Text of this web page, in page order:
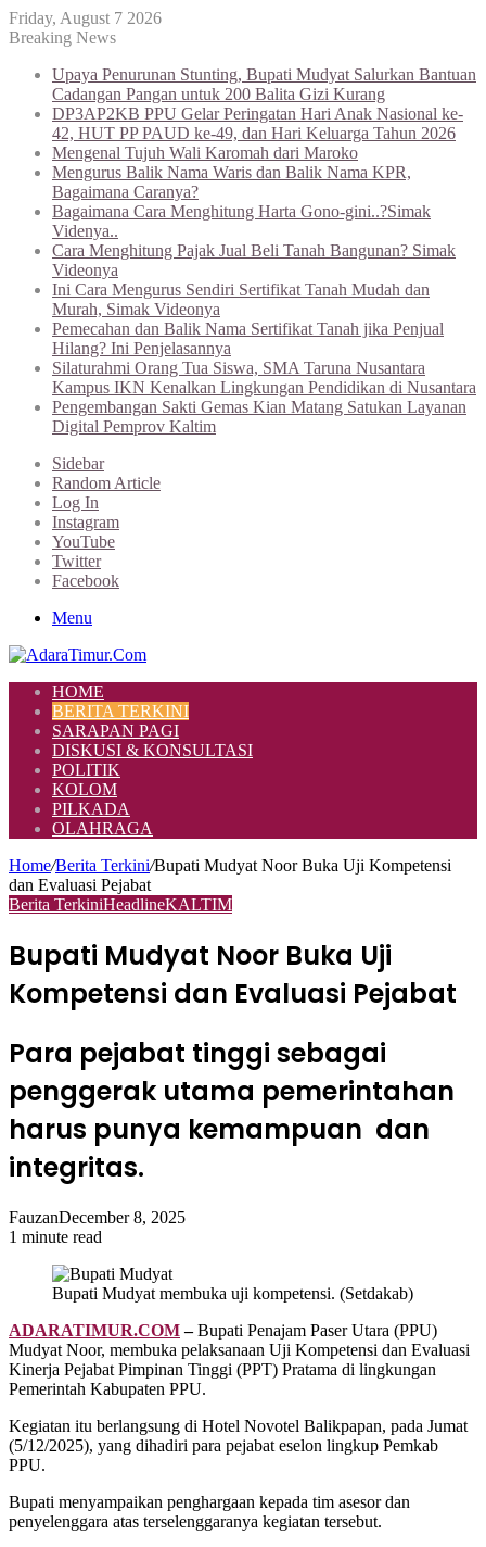
Friday, August 7 2026
Breaking News
Upaya Penurunan Stunting, Bupati Mudyat Salurkan Bantuan
Cadangan Pangan untuk 200 Balita Gizi Kurang
DP3AP2KB PPU Gelar Peringatan Hari Anak Nasional ke-
42, HUT PP PAUD ke-49, dan Hari Keluarga Tahun 2026
Mengenal Tujuh Wali Karomah dari Maroko
Mengurus Balik Nama Waris dan Balik Nama KPR,
Bagaimana Caranya?
Bagaimana Cara Menghitung Harta Gono-gini..?Simak
Videnya..
Cara Menghitung Pajak Jual Beli Tanah Bangunan? Simak
Videonya
Ini Cara Mengurus Sendiri Sertifikat Tanah Mudah dan
Murah, Simak Videonya
Pemecahan dan Balik Nama Sertifikat Tanah jika Penjual
Hilang? Ini Penjelasannya
Silaturahmi Orang Tua Siswa, SMA Taruna Nusantara
Kampus IKN Kenalkan Lingkungan Pendidikan di Nusantara
Pengembangan Sakti Gemas Kian Matang Satukan Layanan
Digital Pemprov Kaltim
Sidebar
Random Article
Log In
Instagram
YouTube
Twitter
Facebook
Menu
HOME
BERITA TERKINI
SARAPAN PAGI
DISKUSI & KONSULTASI
POLITIK
KOLOM
PILKADA
OLAHRAGA
Home/Berita Terkini/Bupati Mudyat Noor Buka Uji Kompetensi
dan Evaluasi Pejabat
Berita TerkiniHeadlineKALTIM
Bupati Mudyat Noor Buka Uji
Kompetensi dan Evaluasi Pejabat
Para pejabat tinggi sebagai
penggerak utama pemerintahan
harus punya kemampuan dan
integritas.
FauzanDecember 8, 2025
1 minute read
Bupati Mudyat membuka uji kompetensi. (Setdakab)
ADARATIMUR.COM–Bupati Penajam Paser Utara (PPU)
Mudyat Noor, membuka pelaksanaan Uji Kompetensi dan Evaluasi
Kinerja Pejabat Pimpinan Tinggi (PPT) Pratama di lingkungan
Pemerintah Kabupaten PPU.
Kegiatan itu berlangsung di Hotel Novotel Balikpapan, pada Jumat
(5/12/2025), yang dihadiri para pejabat eselon lingkup Pemkab
PPU.
Bupati menyampaikan penghargaan kepada tim asesor dan
penyelenggara atas terselenggaranya kegiatan tersebut.